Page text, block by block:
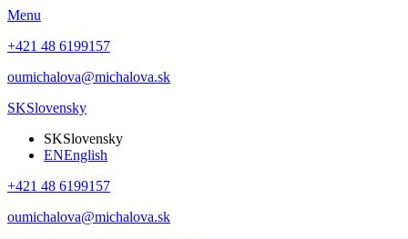
Menu
+421 48 6199157
oumichalova@michalova.sk
SKSlovensky
SKSlovensky
ENEnglish
+421 48 6199157
oumichalova@michalova.sk